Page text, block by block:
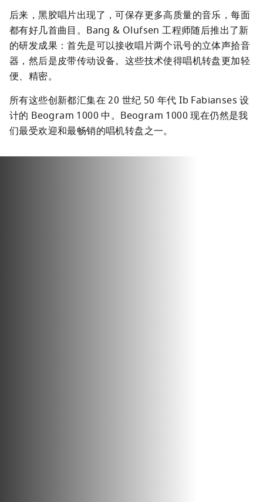
后来，黑胶唱片出现了，可保存更多高质量的音乐，每面
都有好几首曲目。Bang & Olufsen 工程师随后推出了新
的研发成果：首先是可以接收唱片两个讯号的立体声拾音
器，然后是皮带传动设备。这些技术使得唱机转盘更加轻
便、精密。
所有这些创新都汇集在 20 世纪 50 年代 Ib Fabianses 设
计的 Beogram 1000 中。Beogram 1000 现在仍然是我
们最受欢迎和最畅销的唱机转盘之一。